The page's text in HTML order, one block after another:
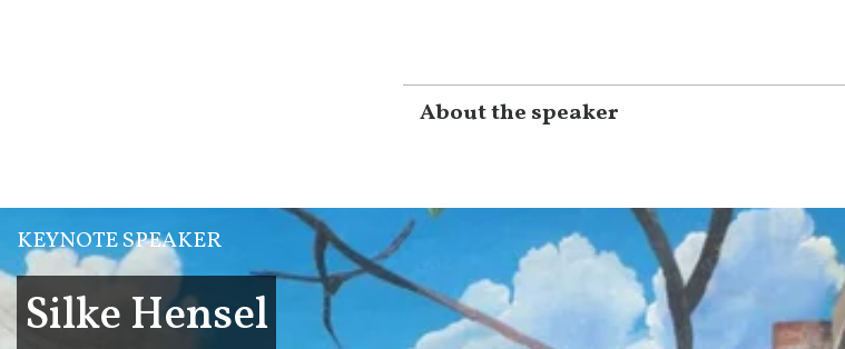
About the speaker
KEYNOTE SPEAKER
Silke Hensel